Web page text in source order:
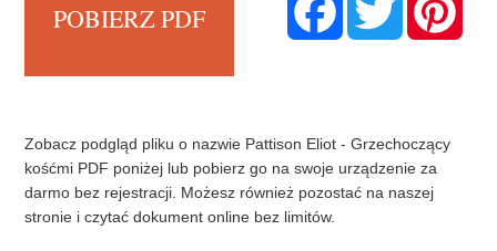
POBIERZ PDF
w
Zobacz podgląd pliku o nazwie Pattison Eliot - Grzechoczący
kośćmi PDF poniżej lub pobierz go na swoje urządzenie za
darmo bez rejestracji. Możesz również pozostać na naszej
stronie i czytać dokument online bez limitów.